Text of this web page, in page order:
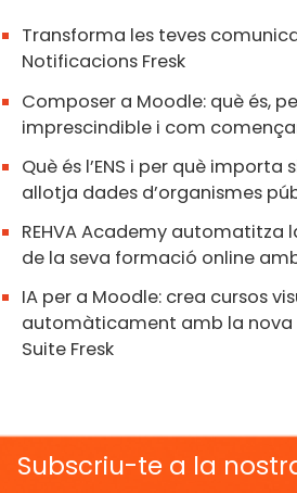
Transforma les teves
Notificacions Fresk
Composer a Moodle: què és,
imprescindible i com
Què és l’ENS i per què importa
allotja dades d’organismes
REHVA Academy automatitza
de la seva formació online
IA per a Moodle: crea cursos
automàticament amb la
Suite Fresk
Subscriu-te a la